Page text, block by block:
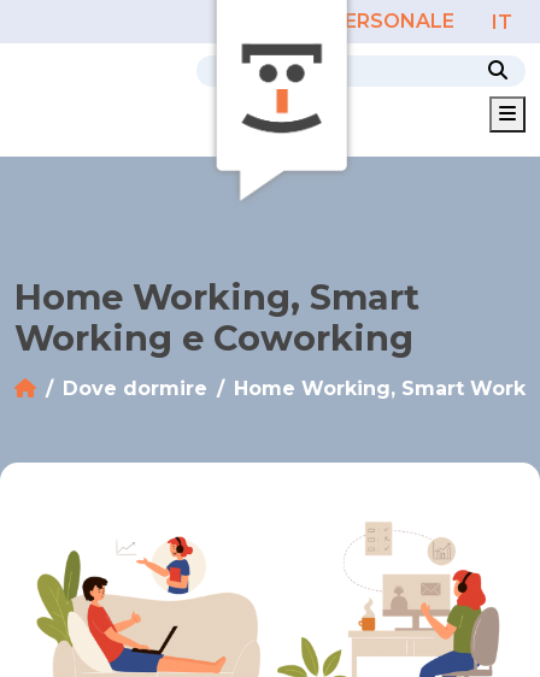
AREA PERSONALE IT
Home Working, Smart
Working e Coworking
Dove dormire Home Working, Smart